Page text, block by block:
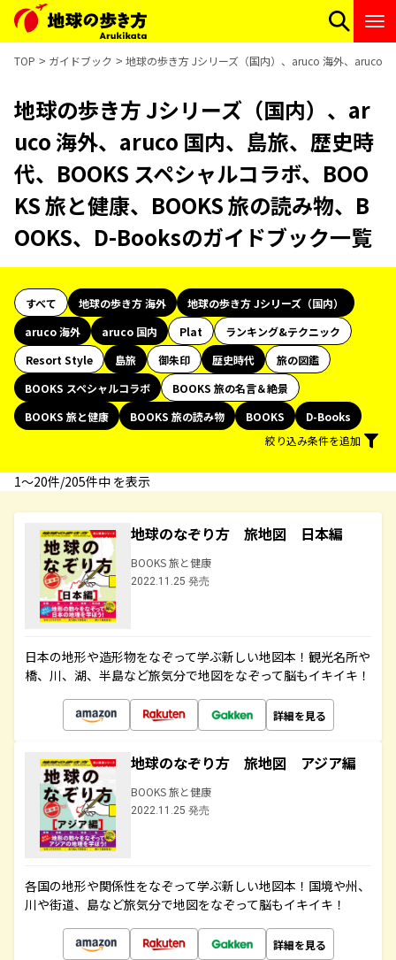
TOP ガイドブック 地球の歩き方 Jシリーズ（国内）、aruco 海外、aruco
地球の歩き方 Jシリーズ（国内）、ar
uco 海外、aruco 国内、島旅、歴史時
代、BOOKS スペシャルコラボ、BOO
KS 旅と健康、BOOKS 旅の読み物、B
OOKS、D-Booksのガイドブック一覧
すべて 地球の歩き方 海外
地球の歩き方 Jシリーズ（国内）
aruco 海外
aruco 国内 Plat
ランキング&テクニック
Resort Style
島旅 御朱印 歴史時代
旅の図鑑
BOOKS スペシャルコラボ
BOOKS 旅の名言＆絶景
BOOKS 旅と健康
BOOKS 旅の読み物 BOOKS
D-Books
絞り込み条件を追加
1〜20件/205件中 を表示
地球のなぞり方 旅地図 日本編
BOOKS 旅と健康
2022.11.25 発売
日本の地形や造形物をなぞって学ぶ新しい地図本！観光名所や
橋、川、湖、半島など旅気分で地図をなぞって脳もイキイキ！
詳細を見る
地球のなぞり方 旅地図 アジア編
BOOKS 旅と健康
2022.11.25 発売
各国の地形や関係性をなぞって学ぶ新しい地図本！国境や州、
川や街道、島など旅気分で地図をなぞって脳もイキイキ！
詳細を見る